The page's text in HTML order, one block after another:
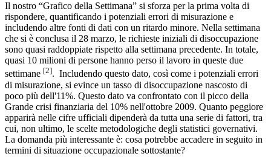
Il nostro “Grafico della Settimana” si sforza per la prima volta di
rispondere, quantificando i potenziali errori di misurazione e
includendo altre fonti di dati con un ritardo minore. Nella settimana
che si è conclusa il 28 marzo, le richieste iniziali di disoccupazione
sono quasi raddoppiate rispetto alla settimana precedente. In totale,
quasi 10 milioni di persone hanno perso il lavoro in queste due
settimane [2]. Includendo questo dato, così come i potenziali errori
di misurazione, si evince un tasso di disoccupazione nascosto di
poco più dell'11%. Questo dato va confrontato con il picco della
Grande crisi finanziaria del 10% nell'ottobre 2009. Quanto peggiore
apparirà nelle cifre ufficiali dipenderà da tutta una serie di fattori, tra
cui, non ultimo, le scelte metodologiche degli statistici governativi.
La domanda più interessante è: cosa potrebbe accadere in seguito in
termini di situazione occupazionale sottostante?